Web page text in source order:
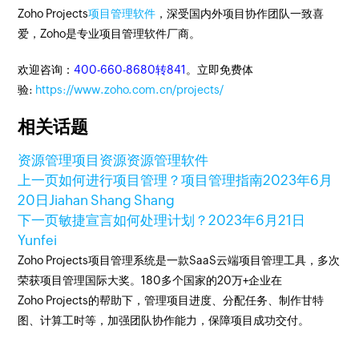
Zoho Projects项目管理软件 ，深受国内外项目协作团队一致喜
爱，Zoho是专业项目管理软件厂商。
欢迎咨询：400-660-8680转841 。立即免费体
验: https://www.zoho.com.cn/projects/
相关话题
资源管理项目资源资源管理软件
上一页如何进行项目管理？项目管理指南2023年6月
20日Jiahan Shang Shang
下一页敏捷宣言如何处理计划？ 2023年6月21日
Yunfei
Zoho Projects项目管理系统是一款SaaS云端项目管理工具，多次
荣获项目管理国际大奖。180多个国家的20万+企业在
Zoho Projects的帮助下，管理项目进度、分配任务、制作甘特
图、计算工时等，加强团队协作能力，保障项目成功交付。